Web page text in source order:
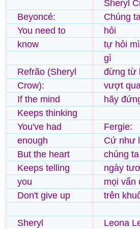
Beyoncé:
You need to
know
Refrão (Sheryl
Crow):
If the mind
Keeps thinking
You've had
enough
But the heart
Keeps telling
you
Don't give up
Sheryl
Sheryl
Chúng
hỏi
tự hỏi
gì
đừng từ
vượt
hãy
Fergie:
Cứ như
chúng
ngày
mọi vấn
trên
Leona